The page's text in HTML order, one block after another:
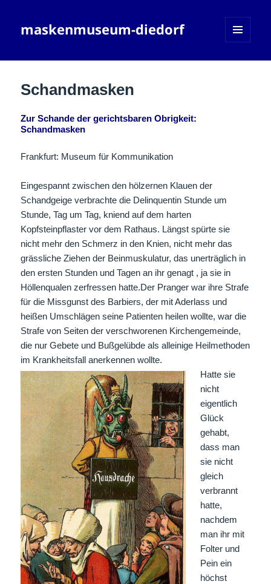
maskenmuseum-diedorf
Schandmasken
Zur Schande der gerichtsbaren Obrigkeit:
Schandmasken
Frankfurt: Museum für Kommunikation
Eingespannt zwischen den hölzernen Klauen der
Schandgeige verbrachte die Delinquentin Stunde um
Stunde, Tag um Tag, kniend auf dem harten
Kopfsteinpflaster vor dem Rathaus. Längst spürte sie
nicht mehr den Schmerz in den Knien, nicht mehr das
grässliche Ziehen der Beinmuskulatur, das unerträglich in
den ersten Stunden und Tagen an ihr genagt , ja sie in
Höllenqualen zerfressen hatte.Der Pranger war ihre Strafe
für die Missgunst des Barbiers, der mit Aderlass und
heißen Umschlägen seine Patienten heilen wollte, war die
Strafe von Seiten der verschworenen Kirchengemeinde,
die nur Gebete und Bußgelübde als alleinige Heilmethoden
im Krankheitsfall anerkennen wollte.
Hatte sie
nicht
eigentlich
Glück
gehabt,
dass man
sie nicht
gleich
verbrannt
hatte,
nachdem
man ihr mit
Folter und
Pein ein
höchst